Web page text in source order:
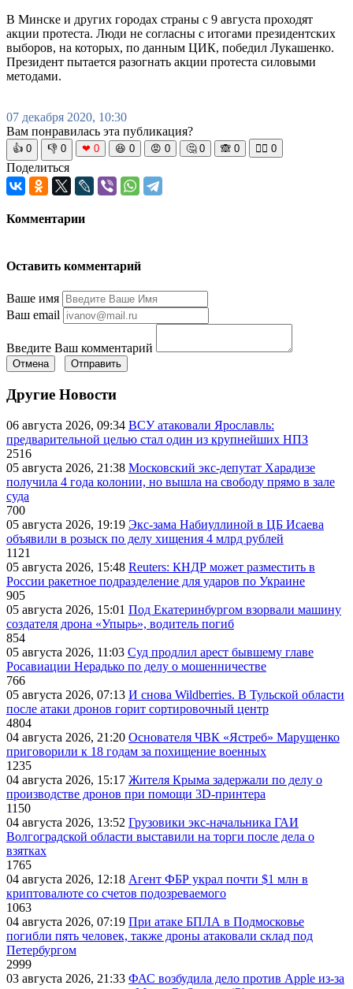
В Минске и других городах страны с 9 августа проходят
акции протеста. Люди не согласны с итогами президентских
выборов, на которых, по данным ЦИК, победил Лукашенко.
Президент пытается разогнать акции протеста силовыми
методами.
07 декабря 2020, 10:30
Вам понравилась эта публикация?
👍 0 👎 0 ❤ 0 😆 0 😡 0 🤔 0 🙈 0 🧘‍♀️ 0
Поделиться
Комментарии
Оставить комментарий
Ваше имя
Ваш email
Введите Ваш комментарий
Отмена Отправить
Другие Новости
06 августа 2026, 09:34 ВСУ атаковали Ярославль:
предварительной целью стал один из крупнейших НПЗ
2516
05 августа 2026, 21:38 Московский экс-депутат Харадизе
получила 4 года колонии, но вышла на свободу прямо в зале
суда
700
05 августа 2026, 19:19 Экс-зама Набиуллиной в ЦБ Исаева
объявили в розыск по делу хищения 4 млрд рублей
1121
05 августа 2026, 15:48 Reuters: КНДР может разместить в
России ракетное подразделение для ударов по Украине
905
05 августа 2026, 15:01 Под Екатеринбургом взорвали машину
создателя дрона «Упырь», водитель погиб
854
05 августа 2026, 11:03 Суд продлил арест бывшему главе
Росавиации Нерадько по делу о мошенничестве
766
05 августа 2026, 07:13 И снова Wildberries. В Тульской области
после атаки дронов горит сортировочный центр
4804
04 августа 2026, 21:20 Основателя ЧВК «Ястреб» Марущенко
приговорили к 18 годам за похищение военных
1235
04 августа 2026, 15:17 Жителя Крыма задержали по делу о
производстве дронов при помощи 3D‑принтера
1150
04 августа 2026, 13:52 Грузовики экс-начальника ГАИ
Волгоградской области выставили на торги после дела о
взятках
1765
04 августа 2026, 12:18 Агент ФБР украл почти $1 млн в
криптовалюте со счетов подозреваемого
1063
04 августа 2026, 07:19 При атаке БПЛА в Подмосковье
погибли пять человек, также дроны атаковали склад под
Петербургом
2999
03 августа 2026, 21:33 ФАС возбудила дело против Apple из-за